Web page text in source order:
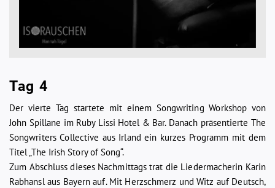
Tag 4
Der vierte Tag startete mit einem Songwriting Workshop von
John Spillane im Ruby Lissi Hotel & Bar. Danach präsentierte The
Songwriters Collective aus Irland ein kurzes Programm mit dem
Titel „The Irish Story of Song“.
Zum Abschluss dieses Nachmittags trat die Liedermacherin Karin
Rabhansl aus Bayern auf. Mit Herzschmerz und Witz auf Deutsch,